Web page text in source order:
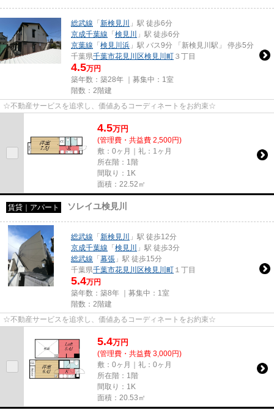
総武線 「新検見川
」駅 徒歩6分
京成千葉線 「検見川
」駅 徒歩6分
京葉線 「検見川浜 」駅 バス9分 「新検見川駅」 停歩5分
千葉県千葉市花見川区検見川町 ３丁目
4.5万円
築年数：築28年 ｜募集中： 1室
階数：2階建
☆不動産サービスを追求し、価値あるコーディネートをお約束☆
4.5万円
(管理費・共益費 2,500円)
敷：0ヶ月｜礼：1ヶ月
所在階：1階
間取り：1K
面積：22.52㎡
賃貸｜アパート ソレイユ検見川
総武線 「新検見川
」駅 徒歩12分
京成千葉線 「検見川
」駅 徒歩3分
総武線 「幕張 」駅 徒歩15分
千葉県千葉市花見川区検見川町 １丁目
5.4万円
築年数：築8年 ｜募集中： 1室
階数：2階建
☆不動産サービスを追求し、価値あるコーディネートをお約束☆
5.4万円
(管理費・共益費 3,000円)
敷：0ヶ月｜礼：0ヶ月
所在階：1階
間取り：1K
面積：20.53㎡